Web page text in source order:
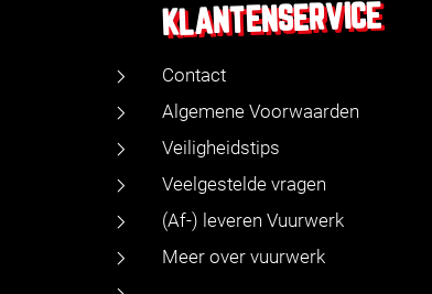
KLANTENSERVICE
Contact
Algemene Voorwaarden
Veiligheidstips
Veelgestelde vragen
(Af-) leveren Vuurwerk
Meer over vuurwerk